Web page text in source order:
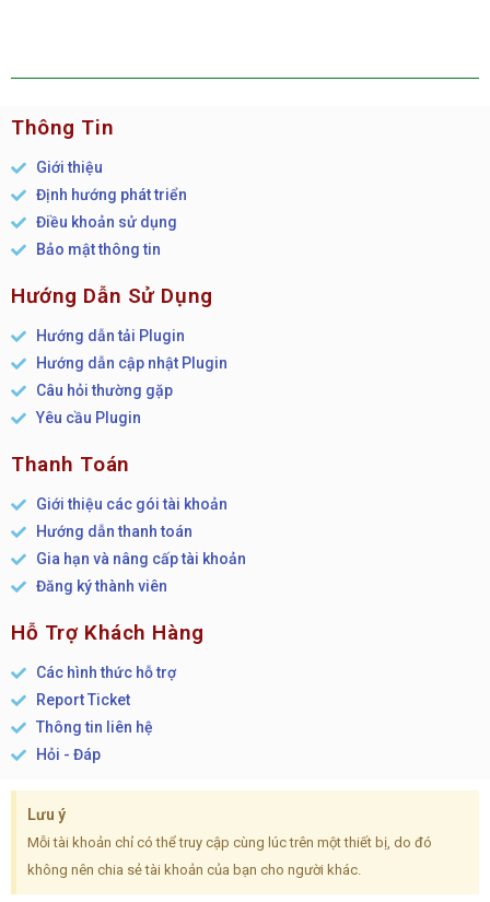
Thông Tin
Giới thiệu
Định hướng phát triển
Điều khoản sử dụng
Bảo mật thông tin
Hướng Dẫn Sử Dụng
Hướng dẫn tải Plugin
Hướng dẫn cập nhật Plugin
Câu hỏi thường gặp
Yêu cầu Plugin
Thanh Toán
Giới thiệu các gói tài khoản
Hướng dẫn thanh toán
Gia hạn và nâng cấp tài khoản
Đăng ký thành viên
Hỗ Trợ Khách Hàng
Các hình thức hỗ trợ
Report Ticket
Thông tin liên hệ
Hỏi - Đáp
Lưu ý
Mỗi tài khoản chỉ có thể truy cập cùng lúc trên một thiết bị, do đó
không nên chia sẻ tài khoản của bạn cho người khác.